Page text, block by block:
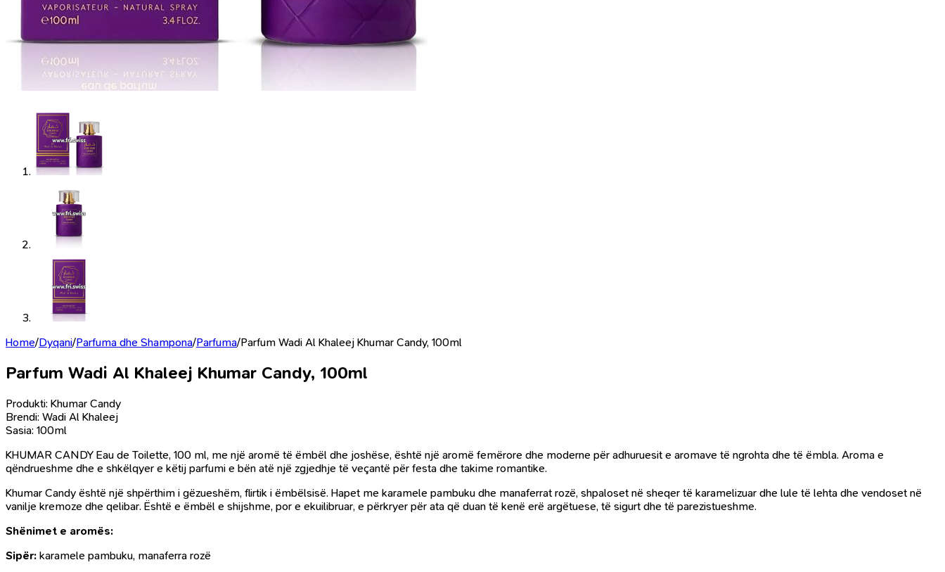
Home/Dyqani/Parfuma dhe Shampona/Parfuma/Parfum Wadi Al Khaleej Khumar Candy, 100ml
Parfum Wadi Al Khaleej Khumar Candy, 100ml
Produkti: Khumar Candy
Brendi: Wadi Al Khaleej
Sasia: 100ml
KHUMAR CANDY Eau de Toilette, 100 ml, me një aromë të ëmbël dhe joshëse, është një aromë femërore dhe moderne për adhuruesit e aromave të ngrohta dhe të ëmbla. Aroma e
qëndrueshme dhe e shkëlqyer e këtij parfumi e bën atë një zgjedhje të veçantë për festa dhe takime romantike.
Khumar Candy është një shpërthim i gëzueshëm, flirtik i ëmbëlsisë. Hapet me karamele pambuku dhe manaferrat rozë, shpaloset në sheqer të karamelizuar dhe lule të lehta dhe vendoset në
vanilje kremoze dhe qelibar. Është e ëmbël e shijshme, por e ekuilibruar, e përkryer për ata që duan të kenë erë argëtuese, të sigurt dhe të parezistueshme.
Shënimet e aromës:
Sipër: karamele pambuku, manaferra rozë